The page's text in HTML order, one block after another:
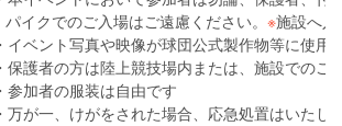
パイクでのご入場はご遠慮ください。 ※施設へ
イベント写真や映像が球団公式製作物等に使用
保護者の方は陸上競技場内または、施設でのご
参加者の服装は自由です
万が一、けがをされた場合、応急処置はいたし